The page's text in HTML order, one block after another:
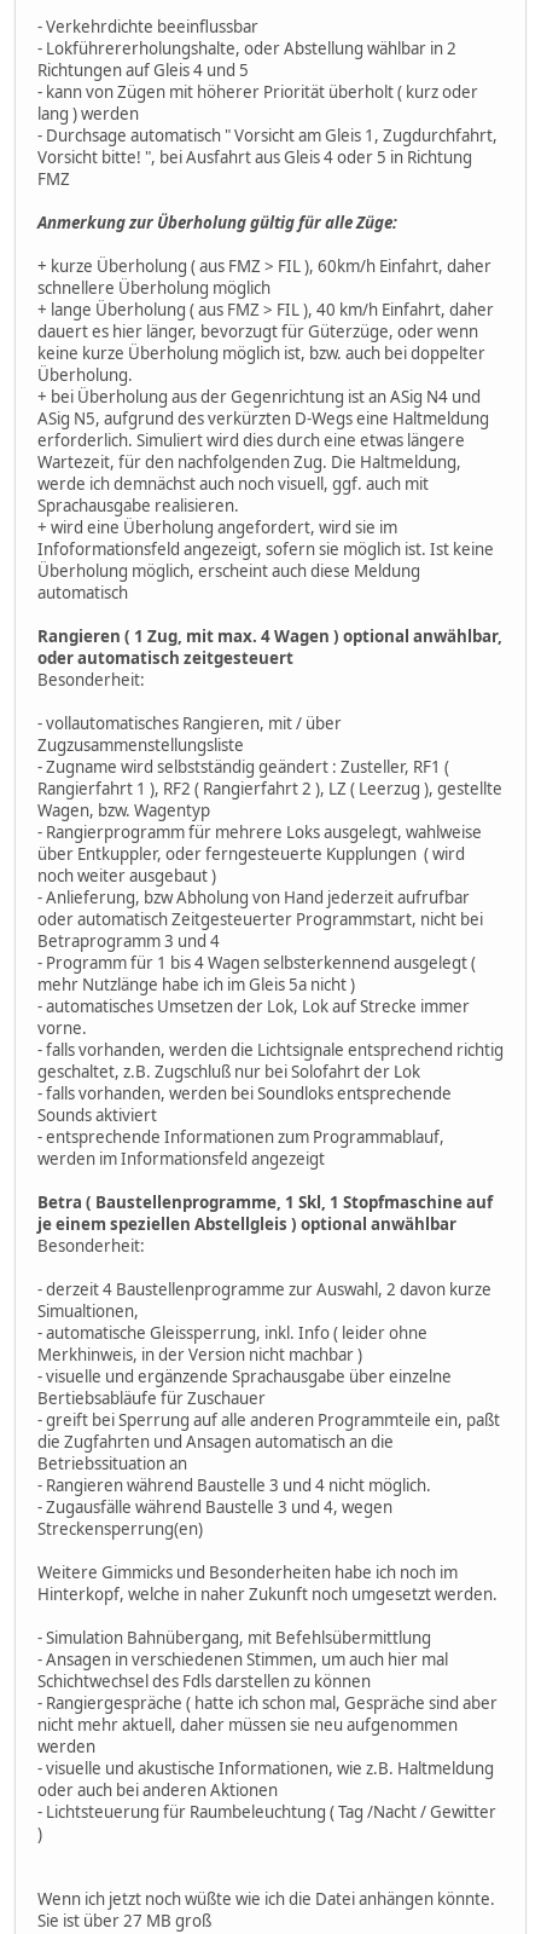
- Verkehrdichte beeinflussbar
- Lokführererholungshalte, oder Abstellung wählbar in 2
Richtungen auf Gleis 4 und 5
- kann von Zügen mit höherer Priorität überholt ( kurz oder
lang ) werden
- Durchsage automatisch " Vorsicht am Gleis 1, Zugdurchfahrt,
Vorsicht bitte! ", bei Ausfahrt aus Gleis 4 oder 5 in Richtung
FMZ
Anmerkung zur Überholung gültig für alle Züge:
+ kurze Überholung ( aus FMZ > FIL ), 60km/h Einfahrt, daher
schnellere Überholung möglich
+ lange Überholung ( aus FMZ > FIL ), 40 km/h Einfahrt, daher
dauert es hier länger, bevorzugt für Güterzüge, oder wenn
keine kurze Überholung möglich ist, bzw. auch bei doppelter
Überholung.
+ bei Überholung aus der Gegenrichtung ist an ASig N4 und
ASig N5, aufgrund des verkürzten D-Wegs eine Haltmeldung
erforderlich. Simuliert wird dies durch eine etwas längere
Wartezeit, für den nachfolgenden Zug. Die Haltmeldung,
werde ich demnächst auch noch visuell, ggf. auch mit
Sprachausgabe realisieren.
+ wird eine Überholung angefordert, wird sie im
Infoformationsfeld angezeigt, sofern sie möglich ist. Ist keine
Überholung möglich, erscheint auch diese Meldung
automatisch
Rangieren ( 1 Zug, mit max. 4 Wagen ) optional anwählbar,
oder automatisch zeitgesteuert
Besonderheit:
- vollautomatisches Rangieren, mit / über
Zugzusammenstellungsliste
- Zugname wird selbstständig geändert : Zusteller, RF1 (
Rangierfahrt 1 ), RF2 ( Rangierfahrt 2 ), LZ ( Leerzug ), gestellte
Wagen, bzw. Wagentyp
- Rangierprogramm für mehrere Loks ausgelegt, wahlweise
über Entkuppler, oder ferngesteuerte Kupplungen ( wird
noch weiter ausgebaut )
- Anlieferung, bzw Abholung von Hand jederzeit aufrufbar
oder automatisch Zeitgesteuerter Programmstart, nicht bei
Betraprogramm 3 und 4
- Programm für 1 bis 4 Wagen selbsterkennend ausgelegt (
mehr Nutzlänge habe ich im Gleis 5a nicht )
- automatisches Umsetzen der Lok, Lok auf Strecke immer
vorne.
- falls vorhanden, werden die Lichtsignale entsprechend richtig
geschaltet, z.B. Zugschluß nur bei Solofahrt der Lok
- falls vorhanden, werden bei Soundloks entsprechende
Sounds aktiviert
- entsprechende Informationen zum Programmablauf,
werden im Informationsfeld angezeigt
Betra ( Baustellenprogramme, 1 Skl, 1 Stopfmaschine auf
je einem speziellen Abstellgleis ) optional anwählbar
Besonderheit:
- derzeit 4 Baustellenprogramme zur Auswahl, 2 davon kurze
Simualtionen,
- automatische Gleissperrung, inkl. Info ( leider ohne
Merkhinweis, in der Version nicht machbar )
- visuelle und ergänzende Sprachausgabe über einzelne
Bertiebsabläufe für Zuschauer
- greift bei Sperrung auf alle anderen Programmteile ein, paßt
die Zugfahrten und Ansagen automatisch an die
Betriebssituation an
- Rangieren während Baustelle 3 und 4 nicht möglich.
- Zugausfälle während Baustelle 3 und 4, wegen
Streckensperrung(en)
Weitere Gimmicks und Besonderheiten habe ich noch im
Hinterkopf, welche in naher Zukunft noch umgesetzt werden.
- Simulation Bahnübergang, mit Befehlsübermittlung
- Ansagen in verschiedenen Stimmen, um auch hier mal
Schichtwechsel des Fdls darstellen zu können
- Rangiergespräche ( hatte ich schon mal, Gespräche sind aber
nicht mehr aktuell, daher müssen sie neu aufgenommen
werden
- visuelle und akustische Informationen, wie z.B. Haltmeldung
oder auch bei anderen Aktionen
- Lichtsteuerung für Raumbeleuchtung ( Tag /Nacht / Gewitter
)
Wenn ich jetzt noch wüßte wie ich die Datei anhängen könnte.
Sie ist über 27 MB groß